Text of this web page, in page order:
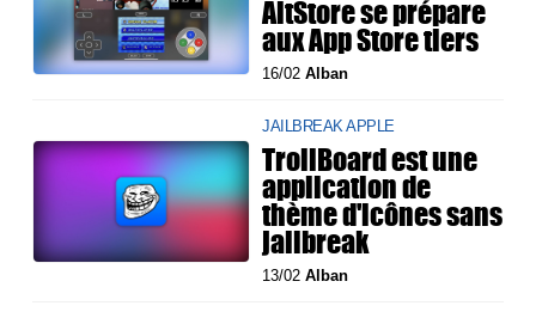
AltStore se prépare
aux App Store tiers
16/02Alban
JAILBREAK APPLE
TrollBoard est une
application de
thème d'icônes sans
jailbreak
13/02Alban